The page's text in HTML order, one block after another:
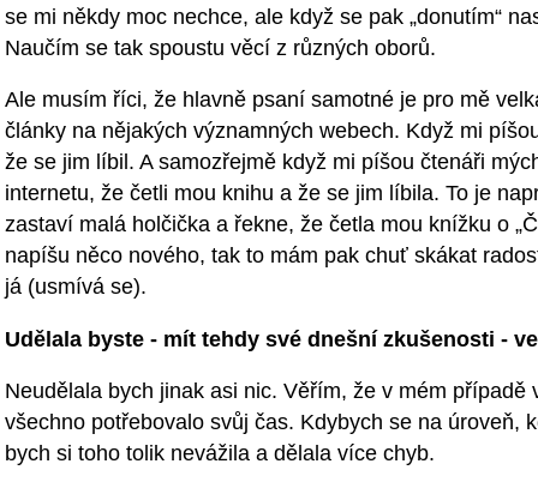
se mi někdy moc nechce, ale když se pak „donutím“
Naučím se tak spoustu věcí z různých oborů.
Ale musím říci, že hlavně psaní samotné je pro mě
články na nějakých významných webech. Když mi
že se jim líbil. A samozřejmě když mi píšou čtenáři
internetu, že četli mou knihu a že se jim líbila. To je
zastaví malá holčička a řekne, že četla mou knížku o
napíšu něco nového, tak to mám pak chuť skákat
já (usmívá se).
Udělala byste - mít tehdy své dnešní zkušenosti -
Neudělala bych jinak asi nic. Věřím, že v mém případě
všechno potřebovalo svůj čas. Kdybych se na úroveň,
bych si toho tolik nevážila a dělala více chyb.